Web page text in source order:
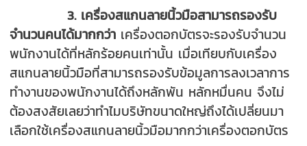
3. เครื่องสแกนลายนิ้วมือสามารถรองรับ
จำนวนคนได้มากกว่า เครื่องตอกบัตรจะรองรับจำนวน
พนักงานได้ที่หลักร้อยคนเท่านั้น เมื่อเทียบกับเครื่อง
สแกนลายนิ้วมือที่สามารถรองรับข้อมูลการลงเวลาการ
ทำงานของพนักงานได้ถึงหลักพัน หลักหมื่นคน จึงไม่
ต้องสงสัยเลยว่าทำไมบริษัทขนาดใหญ่ถึงได้เปลี่ยนมา
เลือกใช้เครื่องสแกนลายนิ้วมือมากกว่าเครื่องตอกบัตร